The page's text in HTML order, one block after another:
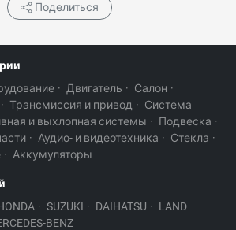
Поделиться
· Двигатель · Салон ·
· Трансмиссия и привод · Система
и выхлопная системы · Подвеска ·
· Аудио- и видеотехника · Стекла ·
· Аккумуляторы
· SUZUKI · DAIHATSU · LAND
BENZ